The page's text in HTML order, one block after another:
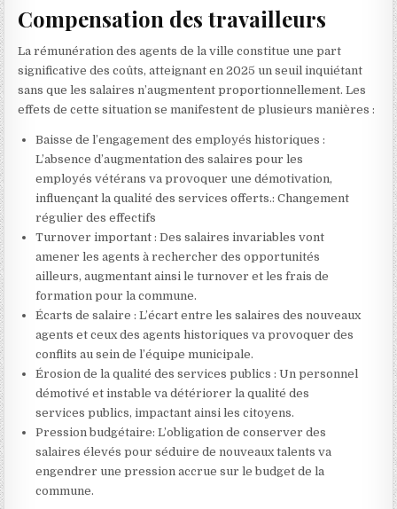
Compensation des travailleurs
La rémunération des agents de la ville constitue une part
significative des coûts, atteignant en 2025 un seuil inquiétant
sans que les salaires n’augmentent proportionnellement. Les
effets de cette situation se manifestent de plusieurs manières :
Baisse de l’engagement des employés historiques :
L’absence d’augmentation des salaires pour les
employés vétérans va provoquer une démotivation,
influençant la qualité des services offerts.: Changement
régulier des effectifs
Turnover important : Des salaires invariables vont
amener les agents à rechercher des opportunités
ailleurs, augmentant ainsi le turnover et les frais de
formation pour la commune.
Écarts de salaire : L’écart entre les salaires des nouveaux
agents et ceux des agents historiques va provoquer des
conflits au sein de l’équipe municipale.
Érosion de la qualité des services publics : Un personnel
démotivé et instable va détériorer la qualité des
services publics, impactant ainsi les citoyens.
Pression budgétaire: L’obligation de conserver des
salaires élevés pour séduire de nouveaux talents va
engendrer une pression accrue sur le budget de la
commune.